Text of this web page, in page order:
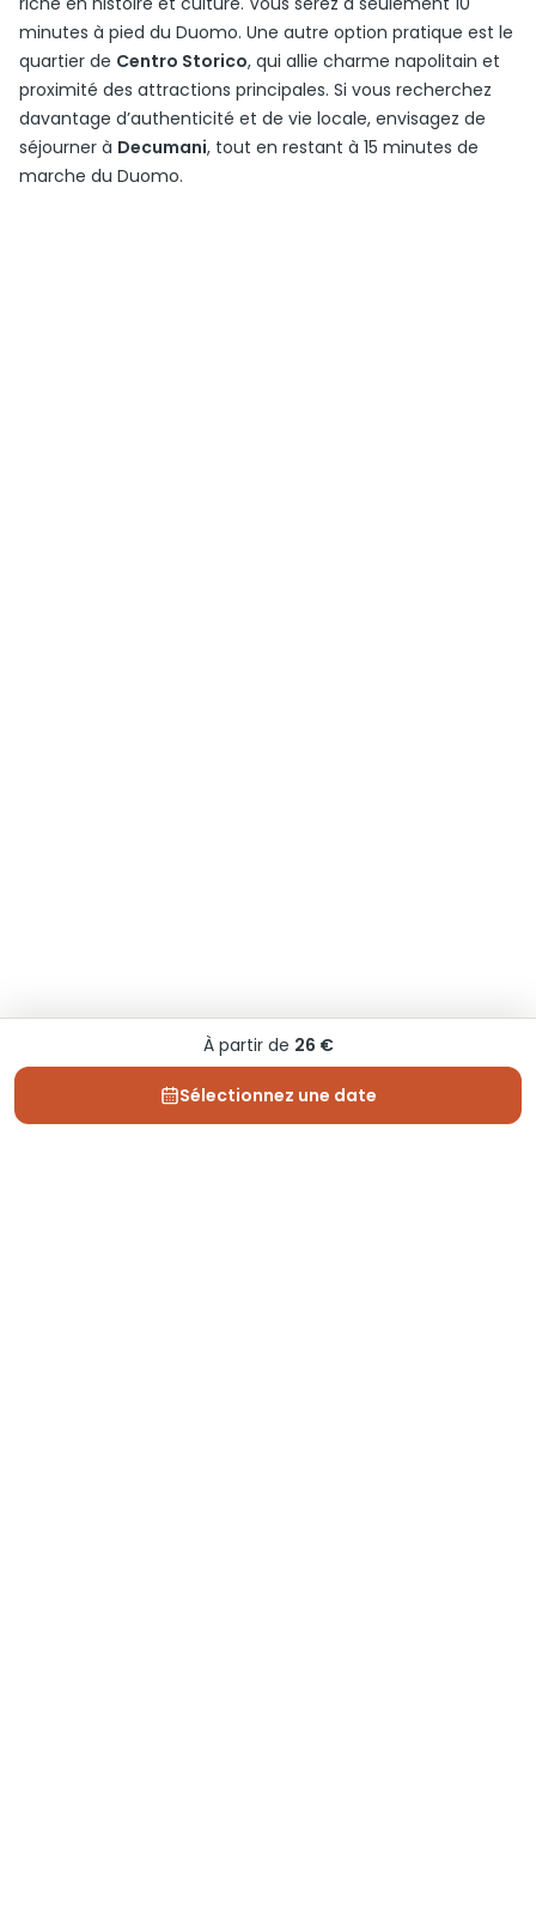
minutes à pied du Duomo. Une autre option pratique est le
quartier de Centro Storico, qui allie charme napolitain et
proximité des attractions principales. Si vous recherchez
davantage d’authenticité et de vie locale, envisagez de
séjourner à Decumani, tout en restant à 15 minutes de
marche du Duomo.
À partir de 26 €
Sélectionnez une date